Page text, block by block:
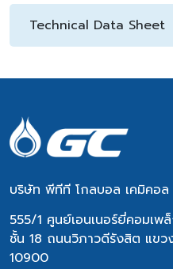
Technical Data Sheet
บริษัท พีทีที โกลบอล เคมิคอ
555/1 ศูนย์เอนเนอร์ยี่คอมเพ
ชั้น 18 ถนนวิภาวดีรังสิต แขว
10900